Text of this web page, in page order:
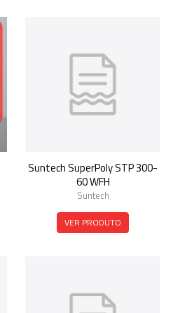
Suntech SuperPoly STP 300-
60 WFH
Suntech
VER PRODUTO